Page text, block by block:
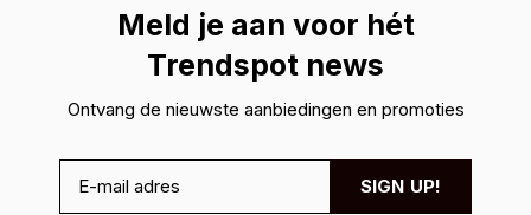
Meld je aan voor hét
Trendspot news
Ontvang de nieuwste aanbiedingen en promoties
SIGN UP!